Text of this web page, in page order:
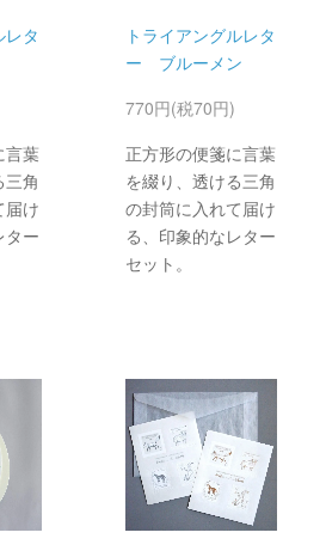
レタ
言葉
角
届け
ター
トライアングルレタ
ー ブルーメン
770円(税70円)
正方形の便箋に言葉
を綴り、透ける三角
の封筒に入れて届け
る、印象的なレター
セット。